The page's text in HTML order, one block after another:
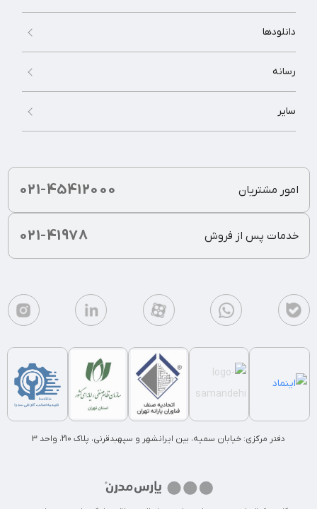
دانلودها
رسانه
سایر
021-45412000 امور مشتریان
021-41978 خدمات پس از فروش
دفتر مرکزی: خیابان سمیه، بین ایرانشهر و سپهبدقرنی، پلاک 210، واحد 3